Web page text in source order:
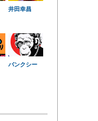
井田幸昌
バンクシー